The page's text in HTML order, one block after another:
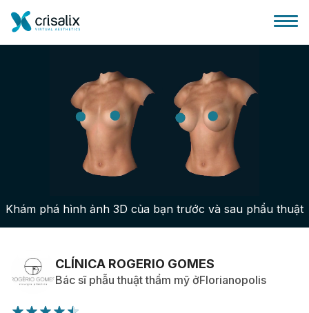
Bác sĩ phẫu thuật
Nền tảng kinh doanh 3D
Gói
Đánh giá của bệnh nhân
Khám phá hình ảnh 3D của bạn trước và sau phẩu thuật
CLÍNICA ROGERIO GOMES
Bác sĩ phẫu thuật thẩm mỹ ởFlorianopolis